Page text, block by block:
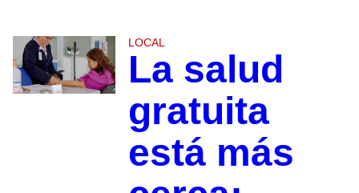
LOCAL
La salud
gratuita
está más